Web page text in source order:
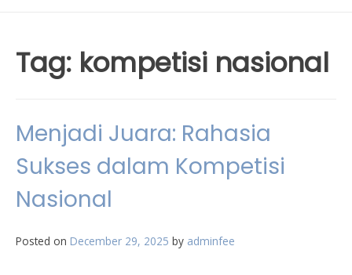
Tag: kompetisi nasional
Menjadi Juara: Rahasia
Sukses dalam Kompetisi
Nasional
Posted on December 29, 2025 by adminfee